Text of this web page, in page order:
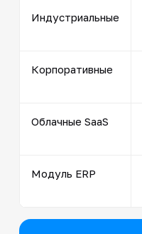
Индустриальные
Корпоративные
Облачные SaaS
Модуль ERP